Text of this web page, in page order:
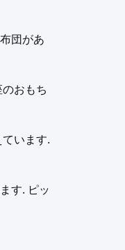
団があ
おもち
います.
す. ピッ